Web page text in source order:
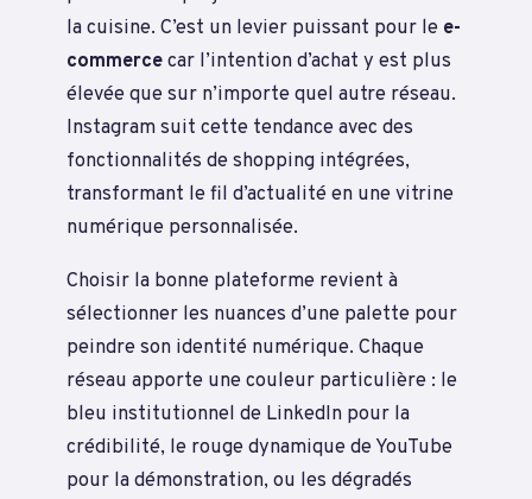
la cuisine. C’est un levier puissant pour le e-
commercecar l’intention d’achat y est plus
élevée que sur n’importe quel autre réseau.
Instagram suit cette tendance avec des
fonctionnalités de shopping intégrées,
transformant le fil d’actualité en une vitrine
numérique personnalisée.
Choisir la bonne plateforme revient à
sélectionner les nuances d’une palette pour
peindre son identité numérique. Chaque
réseau apporte une couleur particulière : le
bleu institutionnel de LinkedIn pour la
crédibilité, le rouge dynamique de YouTube
pour la démonstration, ou les dégradés